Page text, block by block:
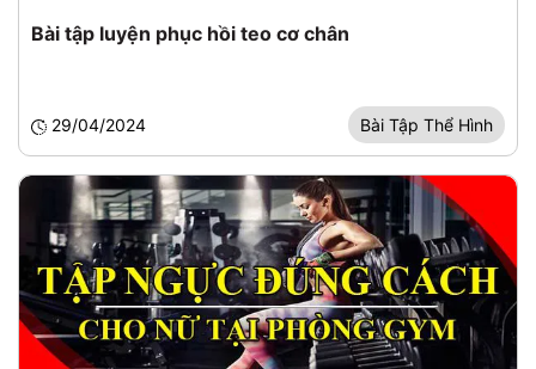
Bài tập luyện phục hồi teo cơ chân
29/04/2024 Bài Tập Thể Hình